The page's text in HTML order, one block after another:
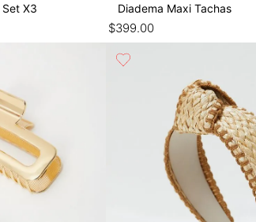
X3 Diadema Maxi Tachas
$399.00